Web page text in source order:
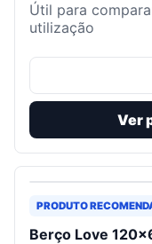
Útil para
utilização
Ver
PRODUTO
Berço Love